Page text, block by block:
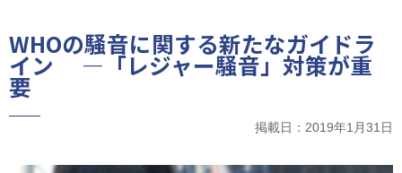
WHOの騒音に関する新たなガイドラ
イン ―「レジャー騒音」対策が重
要
掲載日：2019年1月31日